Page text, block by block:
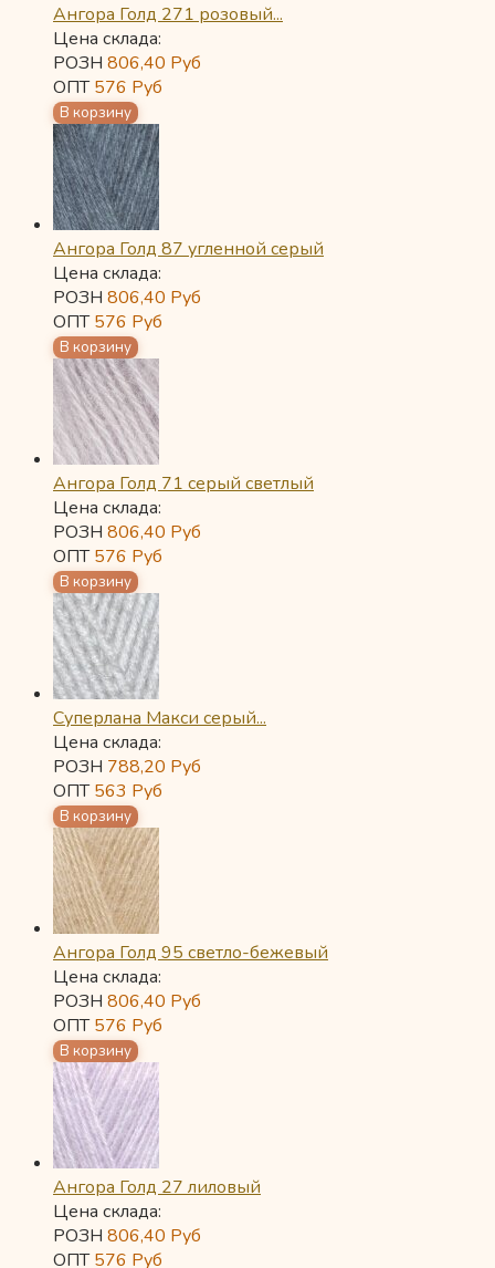
Ангора Голд 271 розовый...
Цена склада:
РОЗН 806,40 Руб
ОПТ576 Руб
Ангора Голд 87 угленной серый
Цена склада:
РОЗН 806,40 Руб
ОПТ576 Руб
Ангора Голд 71 серый светлый
Цена склада:
РОЗН 806,40 Руб
ОПТ576 Руб
Суперлана Макси серый...
Цена склада:
РОЗН 788,20 Руб
ОПТ563 Руб
Ангора Голд 95 светло-бежевый
Цена склада:
РОЗН 806,40 Руб
ОПТ576 Руб
Ангора Голд 27 лиловый
Цена склада:
РОЗН 806,40 Руб
ОПТ576 Руб